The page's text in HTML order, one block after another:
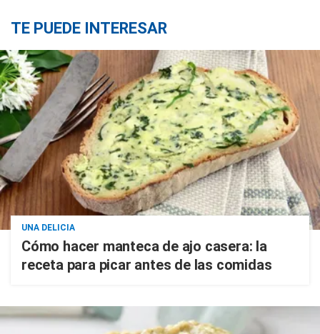
TE PUEDE INTERESAR
UNA DELICIA
Cómo hacer manteca de ajo casera: la
receta para picar antes de las comidas